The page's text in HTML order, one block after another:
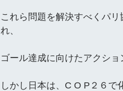
これら問題を解決すべくパ
れ、
ゴール達成に向けたアクショ
しかし日本は、C O P２６で